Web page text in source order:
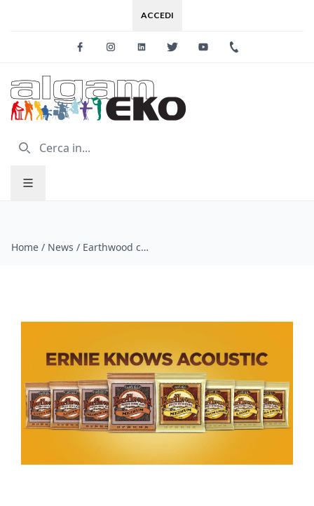
ACCEDI
FacebookInstagramLinkedinTwitter Youtube
Home / News / Earthwood corde per chitarra acustica by Ernie Ball